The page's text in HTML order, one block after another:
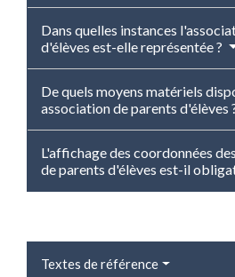
Dans quelles instances
d'élèves est-elle représentée ?
De quels moyens matériels
association de parents d'élèves
L'affichage des coordonnées
de parents d'élèves est-il
Textes de référence